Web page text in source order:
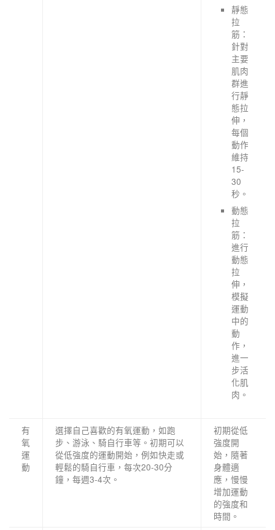
靜態
拉
筋：
針對
主要
肌肉
群進
行靜
態拉
伸，
每個
動作
維持
15-
30
秒。
動態
拉
筋：
進行
動態
拉
伸，
模擬
運動
中的
動
作，
進一
步活
化肌
肉。
有
氧
運
動
選擇自己喜歡的有氧運動，如跑
步、游泳、騎自行車等。初期可以
從低強度的運動開始，例如快走或
輕鬆的騎自行車，每次20-30分
鐘，每週3-4次。
初期從低
強度開
始，隨著
身體適
應，慢慢
增加運動
的強度和
時間。